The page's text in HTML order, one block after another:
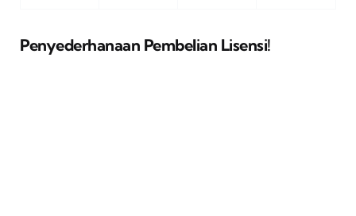
Penyederhanaan Pembelian Lisensi!